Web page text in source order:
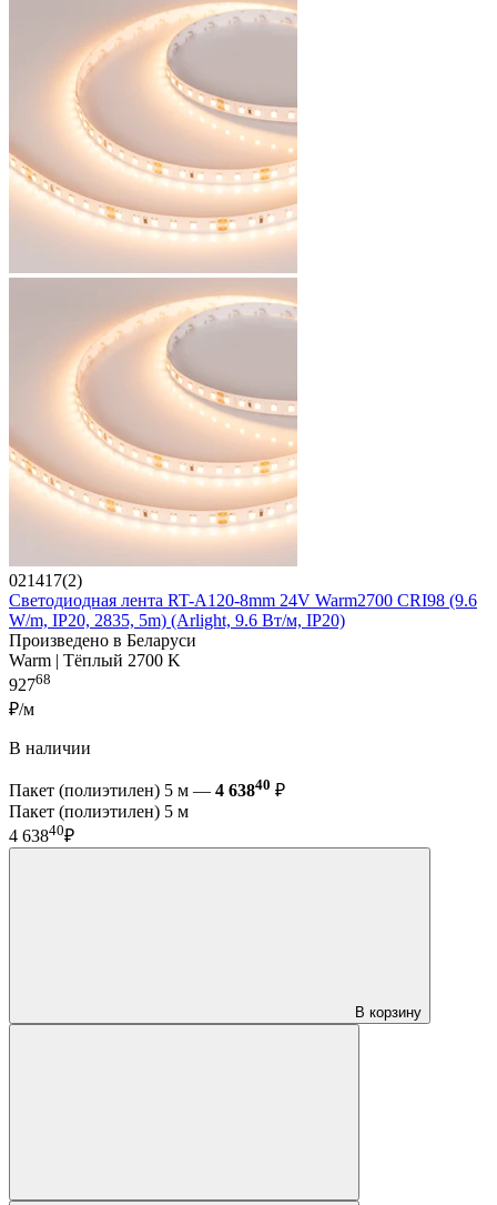
021417(2)
Светодиодная лента RT-A120-8mm 24V Warm2700 CRI98 (9.6
W/m, IP20, 2835, 5m) (Arlight, 9.6 Вт/м, IP20)
Произведено в Беларуси
Warm | Тёплый 2700 K
92768
₽/м
В наличии
Пакет (полиэтилен) 5 м — 4 63840 ₽
Пакет (полиэтилен) 5 м
4 63840₽
В корзину